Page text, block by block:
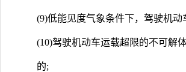
(9)低能见度气象条件下，驾驶机
(10)驾驶机动车运载超限的不可解
的;